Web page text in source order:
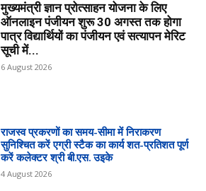
मुख्यमंत्री ज्ञान प्रोत्साहन योजना के लिए
ऑनलाइन पंजीयन शुरू 30 अगस्त तक होगा
पात्र विद्यार्थियों का पंजीयन एवं सत्यापन मेरिट
सूची में...
6 August 2026
राजस्व प्रकरणों का समय-सीमा में निराकरण
सुनिश्चित करें एग्री स्टैक का कार्य शत-प्रतिशत पूर्ण
करें कलेक्टर श्री बी.एस. उइके
4 August 2026